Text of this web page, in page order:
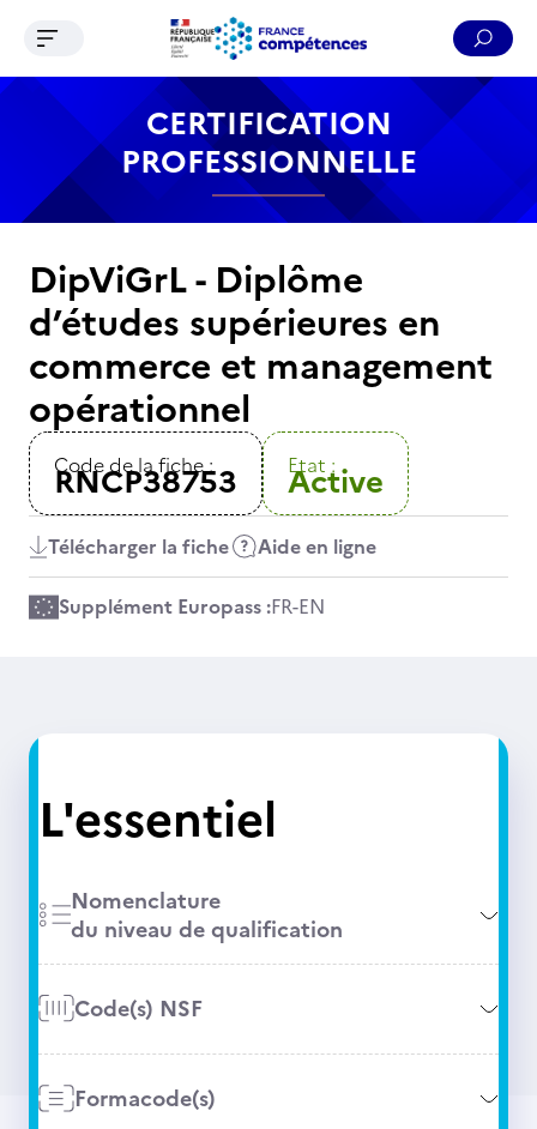
Contenu Recherche Menu Pied de page
Ouvrir le menu de navigation
CERTIFICATION
PROFESSIONNELLE
DipViGrL - Diplôme
d’études supérieures en
commerce et management
opérationnel
Code de la fiche :
RNCP38753 Etat :
Active
Télécharger la fiche Aide en ligne
Supplément Europass :FR-EN
L'essentiel
Nomenclature
du niveau de qualification
Code(s) NSF
Formacode(s)